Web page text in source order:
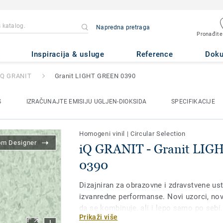
Napredna pretraga
Inspiracija & usluge Reference
LIGHT GREEN 0390
GRANIT Granit LIGHT GREEN 0390
IZRAČUNAJTE EMISIJU UGLJEN-DIOKSIDA
SPECIFIKACIJE
Designer
Homogeni vinil |Circular Selection
iQ GRANIT - Granit
0390
Dizajniran za obrazovne i zdravstvene
izvanredne performanse. Novi uzorci,
da se kombinuje, ali i lepo samo po
ekstremnu izdržljivost, kao i vrhunsku
Prikaži više